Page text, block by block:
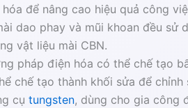
để nâng cao hiệu quả công
dao phay và mũi khoan đều
vật liệu mài CBN.
pháp điện hóa có thể chế tạo
chế tạo thành khối sửa để chỉnh
cụ tungsten, dùng cho gia công